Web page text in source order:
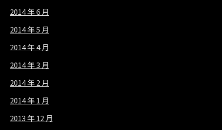
2014 年 6 月
2014 年 5 月
2014 年 4 月
2014 年 3 月
2014 年 2 月
2014 年 1 月
2013 年 12 月